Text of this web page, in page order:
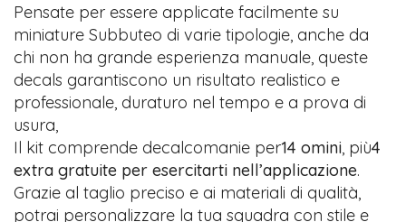
Pensate per essere applicate facilmente su
miniature Subbuteo di varie tipologie, anche da
chi non ha grande esperienza manuale, queste
decals garantiscono un risultato realistico e
professionale, duraturo nel tempo e a prova di
usura,
Il kit comprende decalcomanie per14 omini, più4
extra gratuite per esercitarti nell’applicazione.
Grazie al taglio preciso e ai materiali di qualità,
potrai personalizzare la tua squadra con stile e